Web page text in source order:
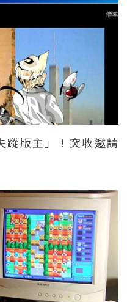
蹤版主」！突收邀請